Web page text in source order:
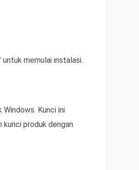
memulai instalasi.
Kunci ini
kunci produk dengan